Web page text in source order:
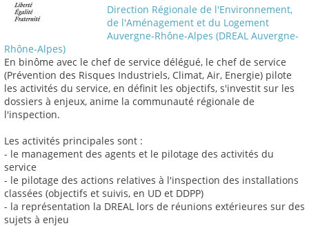
Direction Régionale de l'Environnement,
de l'Aménagement et du Logement
Auvergne-Rhône-Alpes (DREAL Auvergne-
Rhône-Alpes)
En binôme avec le chef de service délégué, le chef de service
(Prévention des Risques Industriels, Climat, Air, Energie) pilote
les activités du service, en définit les objectifs, s'investit sur les
dossiers à enjeux, anime la communauté régionale de
l'inspection.
Les activités principales sont :
- le management des agents et le pilotage des activités du
service
- le pilotage des actions relatives à l'inspection des installations
classées (objectifs et suivis, en UD et DDPP)
- la représentation la DREAL lors de réunions extérieures sur des
sujets à enjeu